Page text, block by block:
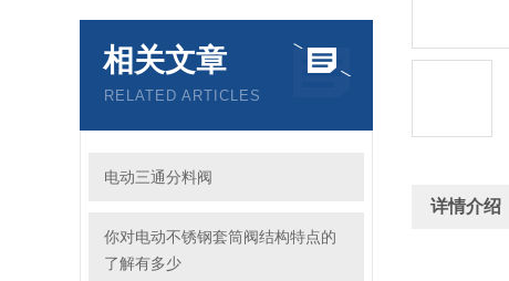
相关文章
RELATED ARTICLES
电动三通分料阀
你对电动不锈钢套筒阀结构特点的
了解有多少
详情介绍